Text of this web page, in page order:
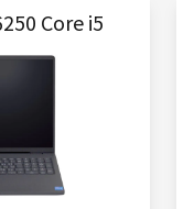
Core i5